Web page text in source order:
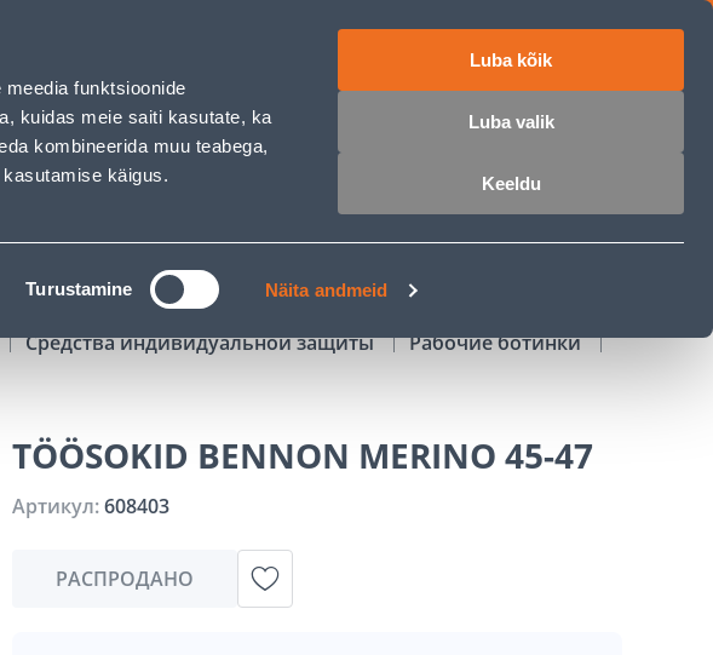
funktsioonide
kuidas meie saiti kasutate, ka
kombineerida muu teabega,
käigus.
Turustamine Näita andmeid
Luba kõik
Luba valik
Keeldu
Предложения о работе
РАССРОЧКА
Средства индивидуальной защиты
Рабочие ботинки
TÖÖSOKID BENNON MERINO 45-47
Артикул:608403
РАСПРОДАНО